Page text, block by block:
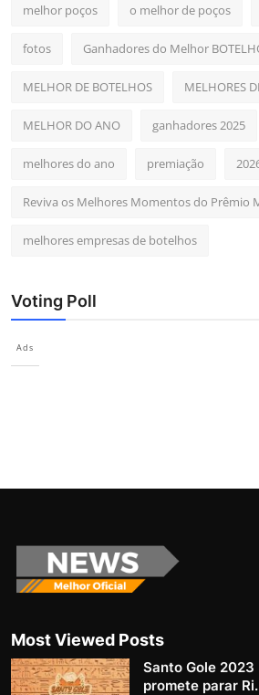
melhor poços o melhor de poços
fotos Ganhadores do Melhor
MELHOR DE BOTELHOS MELHORES
MELHOR DO ANO ganhadores 2025
melhores do ano premiação
Reviva os Melhores Momentos do Prêmio
melhores empresas de botelhos
Voting Poll
Ads
Most Viewed Posts
Santo Gole
promete parar